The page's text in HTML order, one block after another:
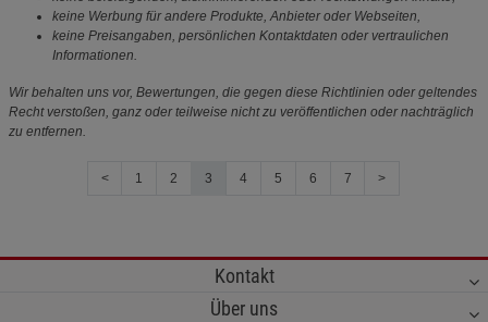
keine Werbung für andere Produkte, Anbieter oder Webseiten,
keine Preisangaben, persönlichen Kontaktdaten oder vertraulichen
Informationen.
Wir behalten uns vor, Bewertungen, die gegen diese Richtlinien oder geltendes
Recht verstoßen, ganz oder teilweise nicht zu veröffentlichen oder nachträglich
zu entfernen.
< 1 2 3 4 5 6 7 >
Kontakt
Über uns